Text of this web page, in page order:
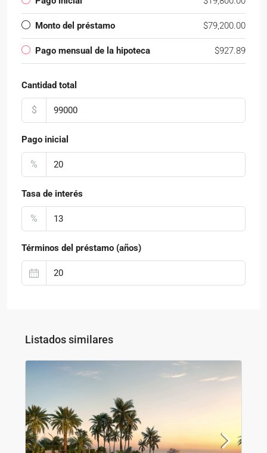
Monto del préstamo $79,200.00
Pago mensual de la hipoteca $927.89
Cantidad total
$
Pago inicial
%
Tasa de interés
%
Términos del préstamo (años)
Listados similares